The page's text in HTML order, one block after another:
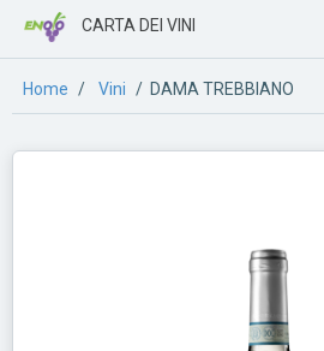
CARTA DEI VINI
Home / Vini / DAMA TREBBIANO